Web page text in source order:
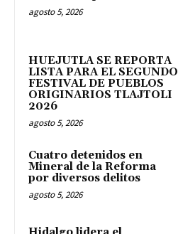
agosto 5, 2026
HUEJUTLA SE REPORTA
LISTA PARA EL SEGUNDO
FESTIVAL DE PUEBLOS
ORIGINARIOS TLAJTOLI
2026
agosto 5, 2026
Cuatro detenidos en
Mineral de la Reforma
por diversos delitos
agosto 5, 2026